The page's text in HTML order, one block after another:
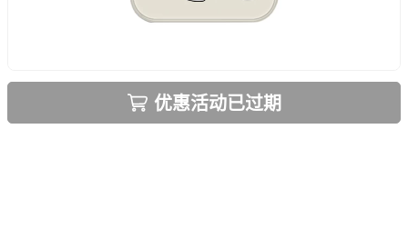
优惠活动已过期